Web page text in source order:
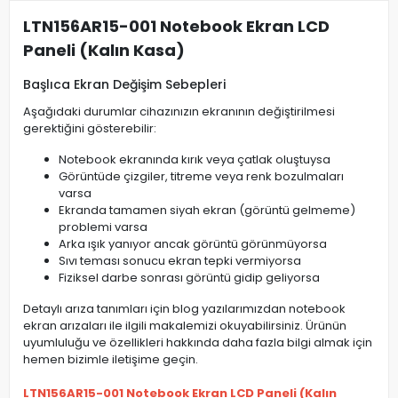
LTN156AR15-001 Notebook Ekran LCD
Paneli (Kalın Kasa)
Başlıca Ekran Değişim Sebepleri
Aşağıdaki durumlar cihazınızın ekranının değiştirilmesi
gerektiğini gösterebilir:
Notebook ekranında kırık veya çatlak oluştuysa
Görüntüde çizgiler, titreme veya renk bozulmaları
varsa
Ekranda tamamen siyah ekran (görüntü gelmeme)
problemi varsa
Arka ışık yanıyor ancak görüntü görünmüyorsa
Sıvı teması sonucu ekran tepki vermiyorsa
Fiziksel darbe sonrası görüntü gidip geliyorsa
Detaylı arıza tanımları için blog yazılarımızdan notebook
ekran arızaları ile ilgili makalemizi okuyabilirsiniz. Ürünün
uyumluluğu ve özellikleri hakkında daha fazla bilgi almak için
hemen bizimle iletişime geçin.
LTN156AR15-001 Notebook Ekran LCD Paneli (Kalın